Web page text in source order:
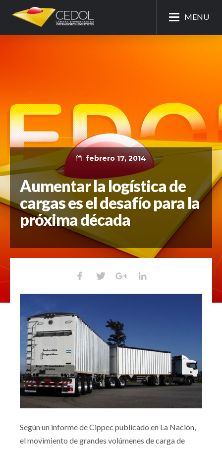
MENU
febrero 17, 2014
Aumentar la logística de
cargas es el desafío para la
próxima década
Según un informe de Cippec publicado en La Nación,
el movimiento de grandes volúmenes de carga de